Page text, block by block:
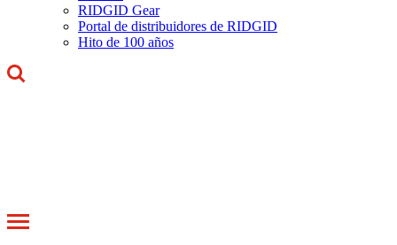
RIDGID Gear
Portal de distribuidores de RIDGID
Hito de 100 años
Toggle